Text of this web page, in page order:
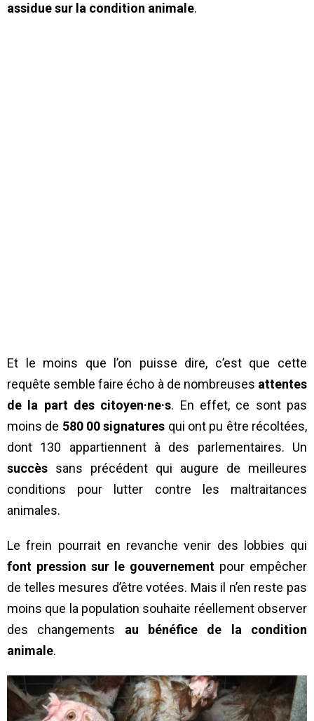
assidue sur la condition animale.
Et le moins que l’on puisse dire, c’est que cette
requête semble faire écho à de nombreuses attentes
de la part des citoyen·ne·s. En effet, ce sont pas
moins de 580 00 signatures qui ont pu être récoltées,
dont 130 appartiennent à des parlementaires. Un
succès sans précédent qui augure de meilleures
conditions pour lutter contre les maltraitances
animales.
Le frein pourrait en revanche venir des lobbies qui
font pression sur le gouvernement pour empêcher
de telles mesures d’être votées. Mais il n’en reste pas
moins que la population souhaite réellement observer
des changements au bénéfice de la condition
animale.